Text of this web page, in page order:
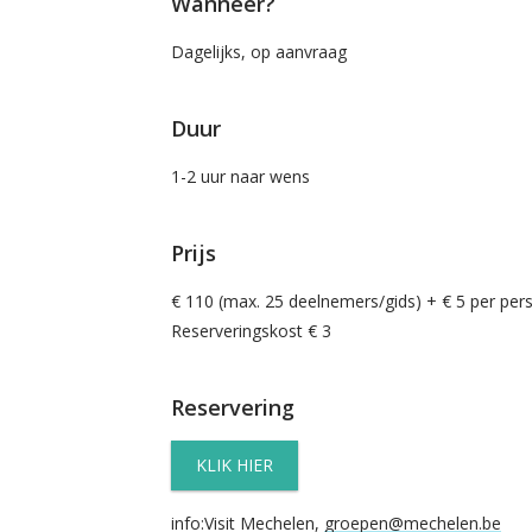
Dagelijks, op aanvraag
Duur
1-2 uur naar wens
Prijs
€ 110 (max. 25 deelnemers/gids) + € 5 per
Reserveringskost € 3
Reservering
KLIK HIER
info:Visit Mechelen, groepen@mechelen.be